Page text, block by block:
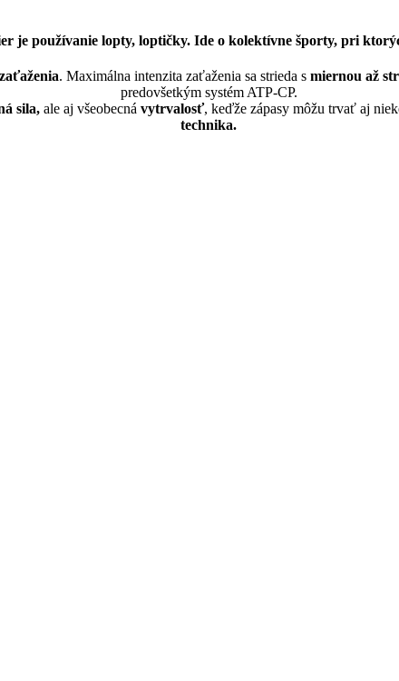
je používanie lopty, loptičky. Ide o kolektívne športy, pri
. Maximálna intenzita zaťaženia sa strieda s miernou až
predovšetkým systém ATP-CP.
sila,ale aj všeobecná vytrvalosť, keďže zápasy môžu trvať aj
technika.